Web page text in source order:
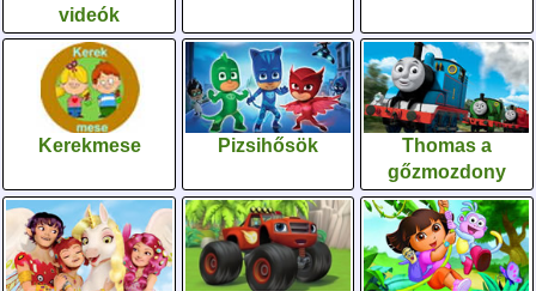
videók
Kerekmese Pizsihősök
Thomas a
gőzmozdony